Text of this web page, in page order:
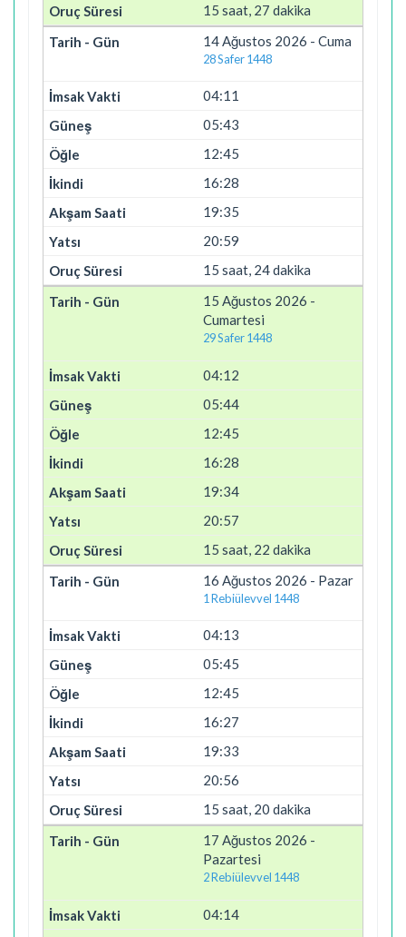
15 saat, 27 dakika
14 Ağustos 2026 - Cuma
28 Safer 1448
04:11
05:43
12:45
16:28
19:35
20:59
15 saat, 24 dakika
15 Ağustos 2026 -
Cumartesi
29 Safer 1448
04:12
05:44
12:45
16:28
19:34
20:57
15 saat, 22 dakika
16 Ağustos 2026 - Pazar
1 Rebiülevvel 1448
04:13
05:45
12:45
16:27
19:33
20:56
15 saat, 20 dakika
17 Ağustos 2026 -
Pazartesi
2 Rebiülevvel 1448
04:14